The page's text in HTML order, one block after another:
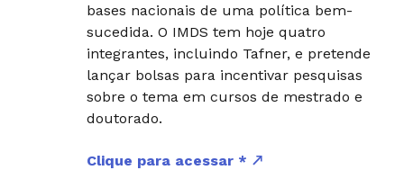
bases nacionais de uma política bem-
sucedida. O IMDS tem hoje quatro
integrantes, incluindo Tafner, e pretende
lançar bolsas para incentivar pesquisas
sobre o tema em cursos de mestrado e
doutorado.
Clique para acessar *